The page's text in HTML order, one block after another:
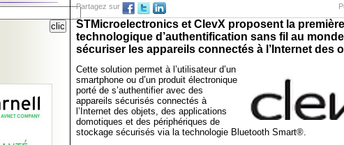
Partagez sur
STMicroelectronics et ClevX proposent la
technologique d’authentification sans fil au
sécuriser les appareils connectés à l’Internet des
Cette solution permet à l’utilisateur d’un
smartphone ou d’un produit électronique
porté de s’authentifier avec des
appareils sécurisés connectés à
l’Internet des objets, des applications
domotiques et des périphériques de
stockage sécurisés via la technologie Bluetooth Smart®.